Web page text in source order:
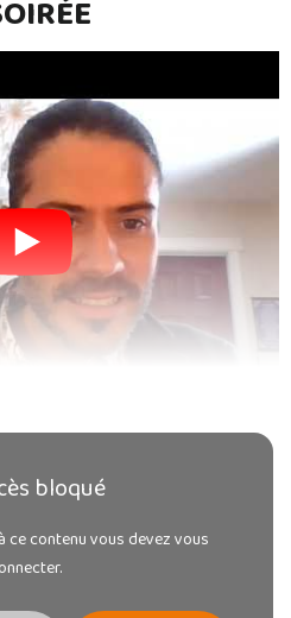
bloqué
ce contenu vous devez vous